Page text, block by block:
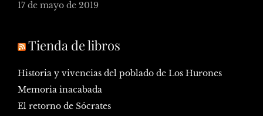
17 de mayo de 2019
Tienda de libros
Historia y vivencias del poblado de Los Hurones
Memoria inacabada
El retorno de Sócrates